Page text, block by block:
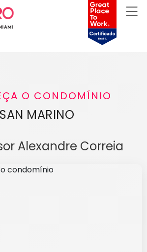
O CONDOMÍNIO
SAN MARINO
Alexandre Correia